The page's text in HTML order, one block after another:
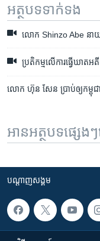
អត្ថបទ​ទាក់ទង
លោក​ Shinzo Abe ​នាយក​
ប្រតិកម្មលើការធ្វើឃាត
លោក ហ៊ុន សែន ប្រាប់​ឲ្យ​កម្ពុជ
អានអត្ថបទផ្សេង
បណ្តាញ​សង្គម